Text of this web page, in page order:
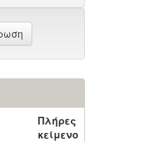
Πλήρες
κείμενο